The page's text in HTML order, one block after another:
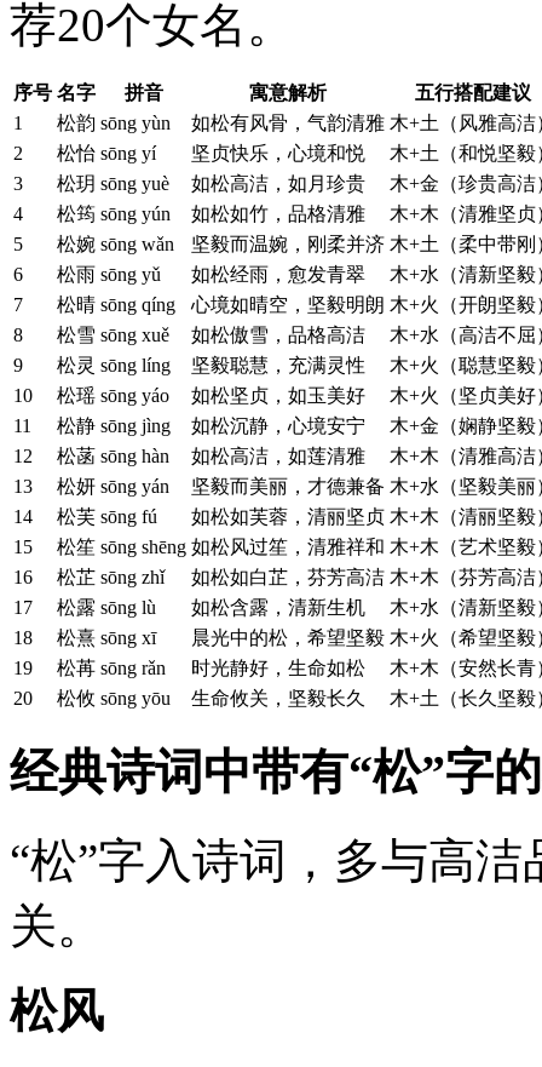
荐20个女名。
序号 名字 拼音 寓意解析
五行搭配建议
1
松韵 sōng yùn 如松有风骨，气韵清雅 木+土（风雅高洁
2
松怡 sōng yí 坚贞快乐，心境和悦
木+土（和悦坚毅
3
松玥 sōng yuè 如松高洁，如月珍贵
木+金（珍贵高洁
4
松筠 sōng yún 如松如竹，品格清雅
木+木（清雅坚贞
5
松婉 sōng wǎn 坚毅而温婉，刚柔并济 木+土（柔中带刚
6
松雨 sōng yǔ 如松经雨，愈发青翠
木+水（清新坚毅
7
松晴 sōng qíng 心境如晴空，坚毅明朗 木+火（开朗坚毅
8
松雪 sōng xuě 如松傲雪，品格高洁
木+水（高洁不屈
9
松灵 sōng líng 坚毅聪慧，充满灵性
木+火（聪慧坚毅
10
松瑶 sōng yáo 如松坚贞，如玉美好
木+火（坚贞美好
11
松静 sōng jìng 如松沉静，心境安宁
木+金（娴静坚毅
12
松菡 sōng hàn 如松高洁，如莲清雅
木+木（清雅高洁
13
松妍 sōng yán 坚毅而美丽，才德兼备 木+水（坚毅美丽
14
松芙 sōng fú 如松如芙蓉，清丽坚贞 木+木（清丽坚毅
15
松笙 sōng shēng 如松风过笙，清雅祥和 木+木（艺术坚毅
16
松芷 sōng zhǐ 如松如白芷，芬芳高洁 木+木（芬芳高洁
17
松露 sōng lù 如松含露，清新生机
木+水（清新坚毅
18
松熹 sōng xī 晨光中的松，希望坚毅 木+火（希望坚毅
19
松苒 sōng rǎn 时光静好，生命如松
木+木（安然长青
20
松攸 sōng yōu 生命攸关，坚毅长久 木+土（长久坚毅
经典诗词中带有“松”字
“松”字入诗词，多与高
关。
松风